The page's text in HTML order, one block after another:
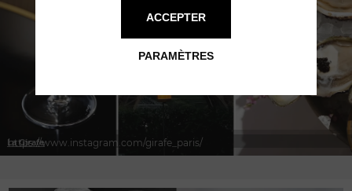
https://www.instagram.com/girafe_paris/
La Girafe
RESTAURANTS
PARAMÈTRES
ACCEPTER